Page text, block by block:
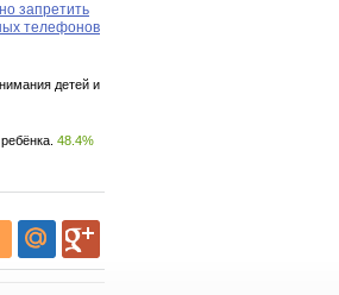
запретить
телефонов
детей и
48.4%